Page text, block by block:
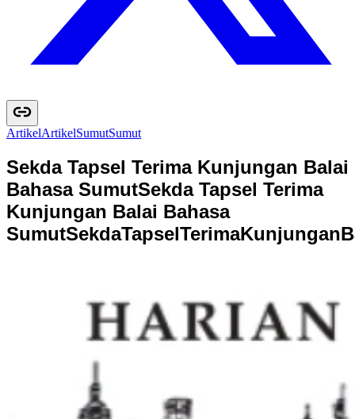
ArtikelArtikelSumutSumut
Sekda Tapsel Terima Kunjungan Balai
Bahasa SumutSekda Tapsel Terima
Kunjungan Balai Bahasa
SumutSekdaTapselTerimaKunjunganB